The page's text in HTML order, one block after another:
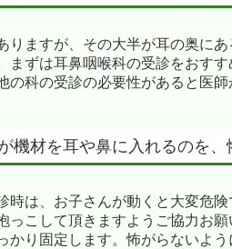
りますが、その大半が耳の奥にあ
ずは耳鼻咽喉科の受診をおすす
の科の受診の必要性があると医
材を耳や鼻に入れるのを、
時は、お子さんが動くと大変危
こして頂きますようご協力お願
かり固定します。怖がらないよ